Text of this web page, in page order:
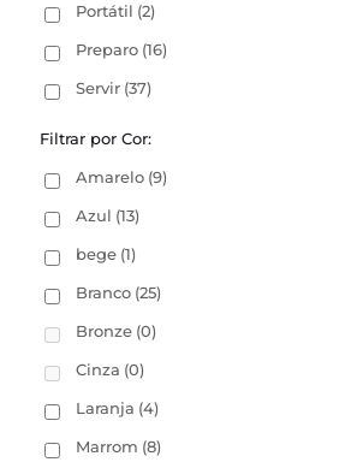
Portátil (2)
Preparo (16)
Servir (37)
Filtrar por Cor:
Amarelo (9)
Azul (13)
bege (1)
Branco (25)
Bronze (0)
Cinza (0)
Laranja (4)
Marrom (8)